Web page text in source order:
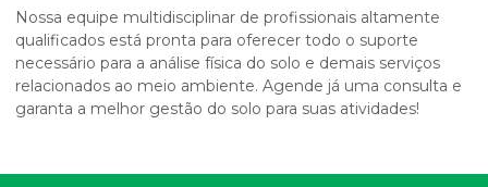
Nossa equipe multidisciplinar de profissionais altamente
qualificados está pronta para oferecer todo o suporte
necessário para a análise física do solo e demais serviços
relacionados ao meio ambiente. Agende já uma consulta e
garanta a melhor gestão do solo para suas atividades!